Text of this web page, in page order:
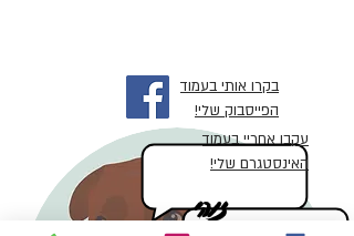
בקרו אותי בעמוד
הפייסבוק שלי!
עקבו אחריי בעמוד
האינסטגרם שלי!
זוהי